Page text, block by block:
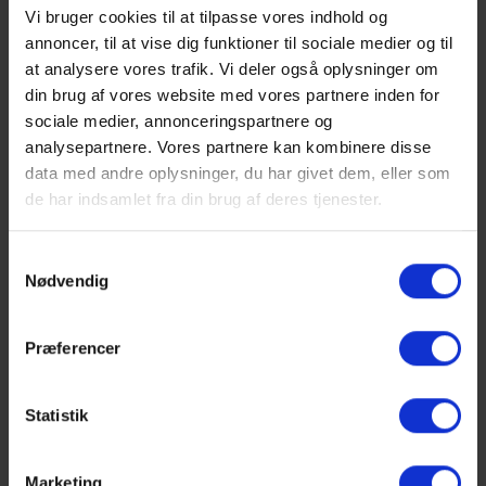
Vi bruger cookies til at tilpasse vores indhold og
annoncer, til at vise dig funktioner til sociale medier og til
at analysere vores trafik. Vi deler også oplysninger om
din brug af vores website med vores partnere inden for
sociale medier, annonceringspartnere og
analysepartnere. Vores partnere kan kombinere disse
data med andre oplysninger, du har givet dem, eller som
de har indsamlet fra din brug af deres tjenester.
Nødvendig
Præferencer
Statistik
Marketing
Show larger version Show larger version